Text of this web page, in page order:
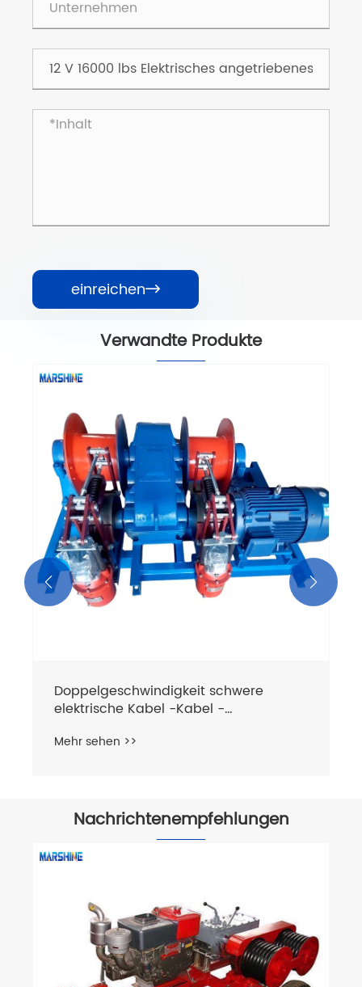
einreichen
Verwandte Produkte
Schnell, einziehbares elektrisches
Kabel zieht Winchmaschine
Mehr sehen >>
 
Nachrichtenempfehlungen
Kabelwinden?
Mehr sehen >>